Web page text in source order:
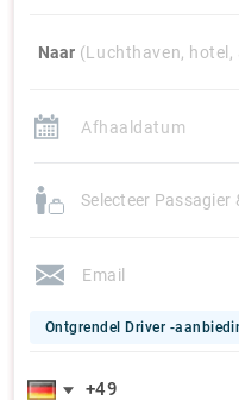
Naar (Luchthaven, hotel,
Selecteer Passagier
Ontgrendel Driver -